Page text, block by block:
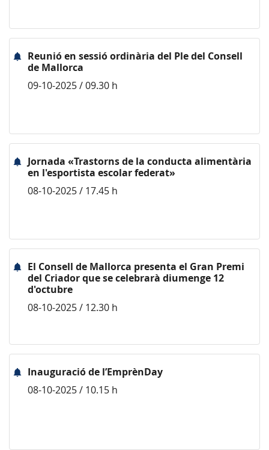
Reunió en sessió ordinària del Ple del Consell
de Mallorca
09-10-2025 / 09.30 h
Jornada «Trastorns de la conducta alimentària
en l'esportista escolar federat»
08-10-2025 / 17.45 h
El Consell de Mallorca presenta el Gran Premi
del Criador que se celebrarà diumenge 12
d'octubre
08-10-2025 / 12.30 h
Inauguració de l’EmprènDay
08-10-2025 / 10.15 h